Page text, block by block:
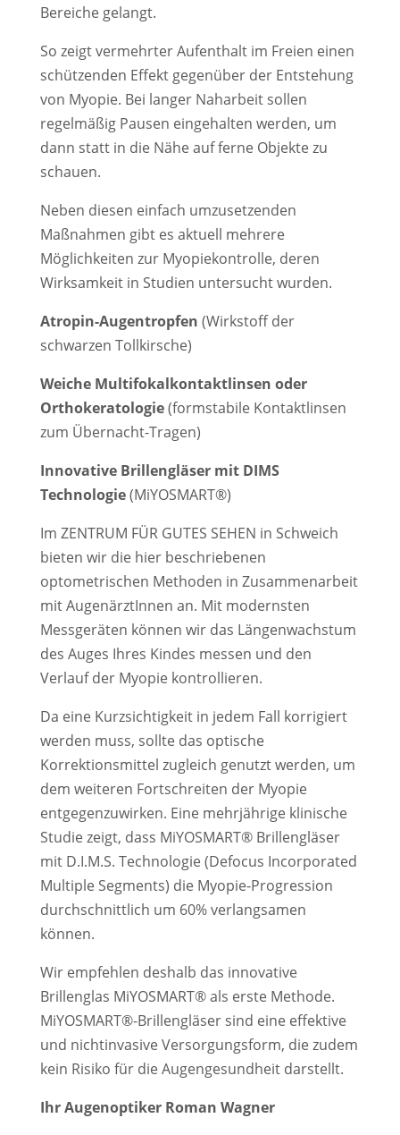
Bereiche gelangt.
So zeigt vermehrter Aufenthalt im Freien einen
schützenden Effekt gegenüber der Entstehung
von Myopie. Bei langer Naharbeit sollen
regelmäßig Pausen eingehalten werden, um
dann statt in die Nähe auf ferne Objekte zu
schauen.
Neben diesen einfach umzusetzenden
Maßnahmen gibt es aktuell mehrere
Möglichkeiten zur Myopiekontrolle, deren
Wirksamkeit in Studien untersucht wurden.
Atropin-Augentropfen (Wirkstoff der
schwarzen Tollkirsche)
Weiche Multifokalkontaktlinsen oder
Orthokeratologie(formstabile Kontaktlinsen
zum Übernacht-Tragen)
Innovative Brillengläser mit DIMS
Technologie(MiYOSMART®)
Im ZENTRUM FÜR GUTES SEHEN in Schweich
bieten wir die hier beschriebenen
optometrischen Methoden in Zusammenarbeit
mit AugenärztInnen an. Mit modernsten
Messgeräten können wir das Längenwachstum
des Auges Ihres Kindes messen und den
Verlauf der Myopie kontrollieren.
Da eine Kurzsichtigkeit in jedem Fall korrigiert
werden muss, sollte das optische
Korrektionsmittel zugleich genutzt werden, um
dem weiteren Fortschreiten der Myopie
entgegenzuwirken. Eine mehrjährige klinische
Studie zeigt, dass MiYOSMART® Brillengläser
mit D.I.M.S. Technologie (Defocus Incorporated
Multiple Segments) die Myopie-Progression
durchschnittlich um 60% verlangsamen
können.
Wir empfehlen deshalb das innovative
Brillenglas MiYOSMART® als erste Methode.
MiYOSMART®-Brillengläser sind eine effektive
und nichtinvasive Versorgungsform, die zudem
kein Risiko für die Augengesundheit darstellt.
Ihr Augenoptiker Roman Wagner